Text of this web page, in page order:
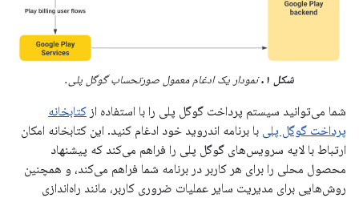
شکل ۱. نمودار یک ادغام معمول صورتحساب گوگل پلی.
شما می‌توانید سیستم پرداخت گوگل پلی را با استفاده از کتابخانه
پرداخت گوگل پلی با برنامه اندروید خود ادغام کنید. این کتابخانه امکان
ارتباط با لایه سرویس‌های گوگل پلی را فراهم می‌کند که پیشنهاد
محصول محلی را برای هر کاربر در برنامه شما فراهم می‌کند، و همچنین
روش‌هایی برای مدیریت سایر عملیات ضروری کاربر، مانند راه‌اندازی